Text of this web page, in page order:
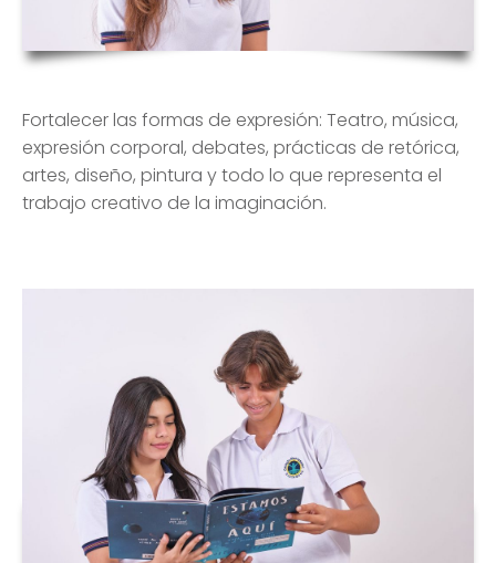
Fortalecer las formas de expresión: Teatro, música,
expresión corporal, debates, prácticas de retórica,
artes, diseño, pintura y todo lo que representa el
trabajo creativo de la imaginación.